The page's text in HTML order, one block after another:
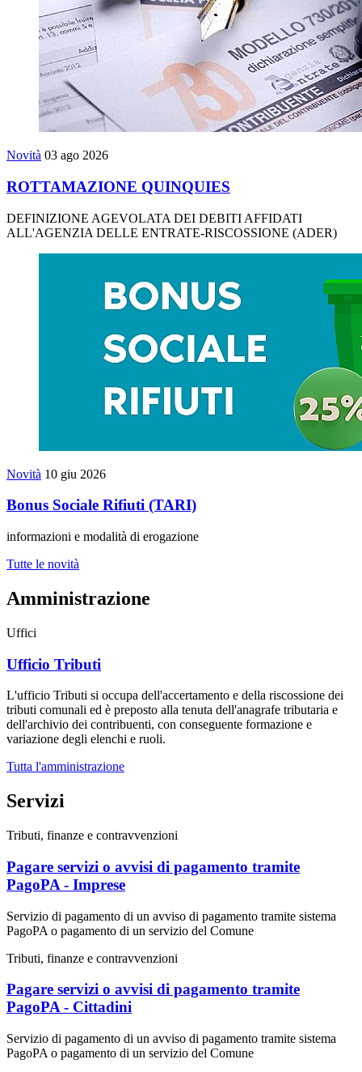
Novità 03 ago 2026
ROTTAMAZIONE QUINQUIES
DEFINIZIONE AGEVOLATA DEI DEBITI AFFIDATI
ALL'AGENZIA DELLE ENTRATE-RISCOSSIONE (ADER)
Novità 10 giu 2026
Bonus Sociale Rifiuti (TARI)
informazioni e modalità di erogazione
Tutte le novità
Amministrazione
Uffici
Ufficio Tributi
L'ufficio Tributi si occupa dell'accertamento e della riscossione dei
tributi comunali ed è preposto alla tenuta dell'anagrafe tributaria e
dell'archivio dei contribuenti, con conseguente formazione e
variazione degli elenchi e ruoli.
Tutta l'amministrazione
Servizi
Tributi, finanze e contravvenzioni
Pagare servizi o avvisi di pagamento tramite
PagoPA - Imprese
Servizio di pagamento di un avviso di pagamento tramite sistema
PagoPA o pagamento di un servizio del Comune
Tributi, finanze e contravvenzioni
Pagare servizi o avvisi di pagamento tramite
PagoPA - Cittadini
Servizio di pagamento di un avviso di pagamento tramite sistema
PagoPA o pagamento di un servizio del Comune